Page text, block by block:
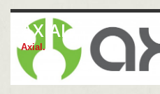
AXIAL
Axial.